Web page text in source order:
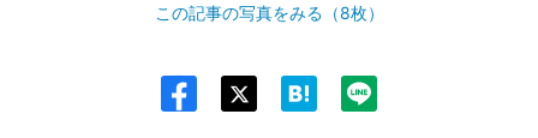
この記事の写真をみる（8枚）